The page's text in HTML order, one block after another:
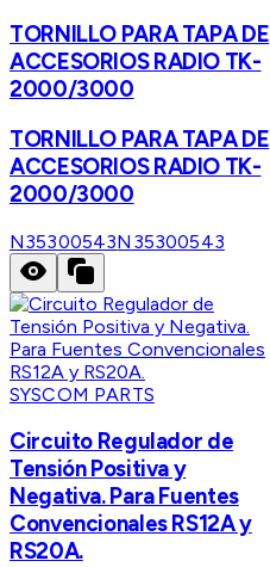
TORNILLO PARA TAPA DE
ACCESORIOS RADIO TK-
2000/3000
TORNILLO PARA TAPA DE
ACCESORIOS RADIO TK-
2000/3000
N35300543N35300543
SYSCOM PARTS
Circuito Regulador de
Tensión Positiva y
Negativa. Para Fuentes
Convencionales RS12A y
RS20A.